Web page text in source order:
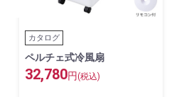
カタログ
ペルチェ式冷風扇
32,780円 (税込)